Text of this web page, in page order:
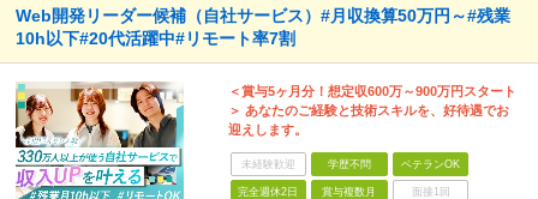
Web開発リーダー候補（自社サービス）#月収換算50万円～#残業
10h以下#20代活躍中#リモート率7割
＜賞与5ヶ月分！想定収600万～900万円スタート
＞ あなたのご経験と技術スキルを、好待遇でお
迎えします。
未経験歓迎 学歴不問 ベテランOK
完全週休2日 賞与複数月 面接1回